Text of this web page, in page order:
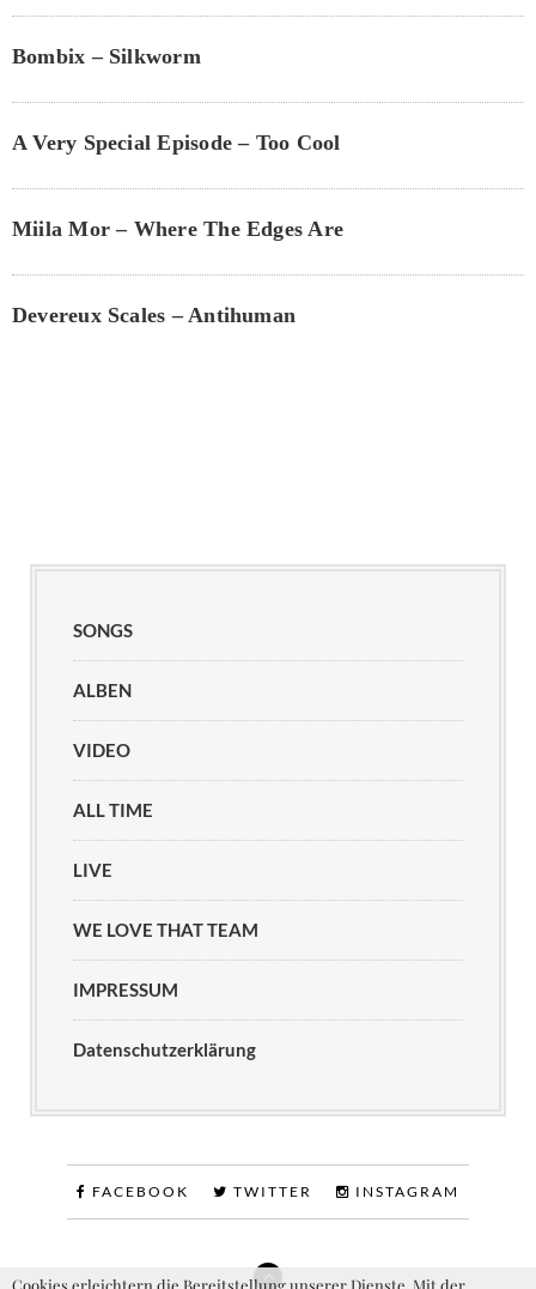
Bombix – Silkworm
A Very Special Episode – Too Cool
Miila Mor – Where The Edges Are
Devereux Scales – Antihuman
SONGS
ALBEN
VIDEO
ALL TIME
LIVE
WE LOVE THAT TEAM
IMPRESSUM
Datenschutzerklärung
FACEBOOK TWITTER INSTAGRAM
Cookies erleichtern die Bereitstellung unserer Dienste. Mit der